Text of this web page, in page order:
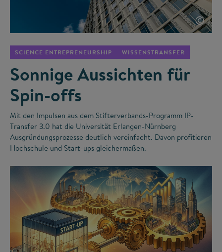
©
SCIENCE ENTREPRENEURSHIP WISSENSTRANSFER
Sonnige Aussichten für
Spin-offs
Mit den Impulsen aus dem Stifterverbands-Programm IP-
Transfer 3.0 hat die Universität Erlangen-Nürnberg
Ausgründungsprozesse deutlich vereinfacht. Davon profitieren
Hochschule und Start-ups gleichermaßen.